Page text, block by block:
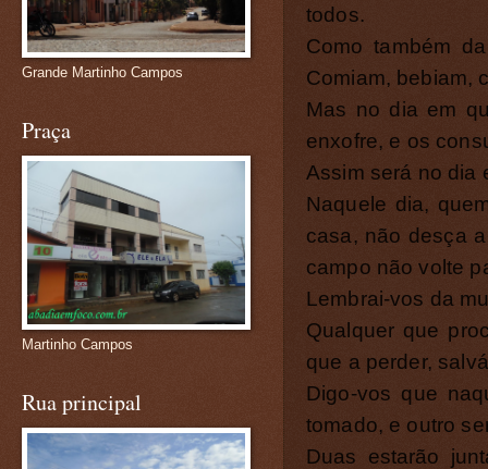
todos.
Como também
Comiam, bebiam,
Mas no dia em
enxofre, e os
Assim será no dia
Naquele dia,
casa, não desça
campo não volte
Lembrai-vos da
Qualquer que
que a perder,
Digo-vos que
tomado, e outro
Duas estarão
Grande Martinho Campos
Praça
Martinho Campos
Rua principal